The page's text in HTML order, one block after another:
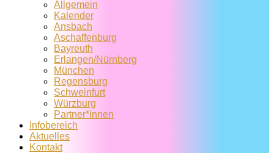
Allgemein
Kalender
Ansbach
Aschaffenburg
Bayreuth
Erlangen/Nürnberg
München
Regensburg
Schweinfurt
Würzburg
Partner*innen
Infobereich
Aktuelles
Kontakt